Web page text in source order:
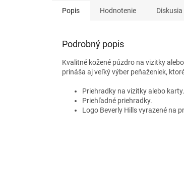
Popis Hodnotenie Diskusia
Podrobný popis
Kvalitné kožené púzdro na vizitky
prináša aj veľký výber peňaženiek,
Priehradky na vizitky alebo karty.
Priehľadné priehradky.
Logo Beverly Hills vyrazené na